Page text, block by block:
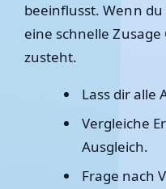
beeinflusst. Wenn
eine schnelle
zusteht.
Lass dir alle
Vergleiche
Ausgleich.
Frage nach